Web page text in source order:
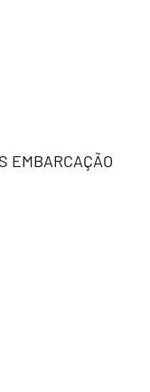
EMBARCAÇÃO